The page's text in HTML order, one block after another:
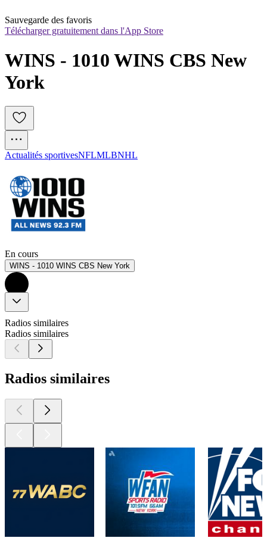
Sauvegarde des favoris
Télécharger gratuitement dans l'App Store
WINS - 1010 WINS CBS New
York
Actualités sportivesNFLMLBNHL
En cours
WINS - 1010 WINS CBS New York
Radios similaires
Radios similaires
Radios similaires